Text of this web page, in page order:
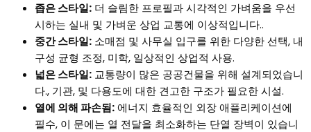
좁은 스타일: 더 슬림한 프로필과 시각적인 가벼움을 우선
시하는 실내 및 가벼운 상업 교통에 이상적입니다..
중간 스타일: 소매점 및 사무실 입구를 위한 다양한 선택, 내
구성 균형 조정, 미학, 일상적인 상업적 사용.
넓은 스타일: 교통량이 많은 공공건물을 위해 설계되었습니
다., 기관, 및 다용도에 대한 견고한 구조가 필요한 시설.
열에 의해 파손됨:에너지 효율적인 외장 애플리케이션에
필수, 이 문에는 열 전달을 최소화하는 단열 장벽이 있습니